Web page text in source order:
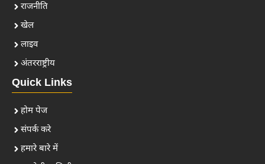
राजनीति
खेल
लाइव
अंतरराष्ट्रीय
Quick Links
होम पेज
संपर्क करे
हमारे बारे में